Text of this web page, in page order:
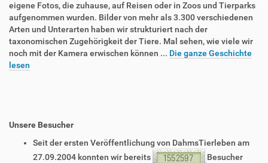
eigene Fotos, die zuhause, auf Reisen oder in Zoos und Tierparks
aufgenommen wurden. Bilder von mehr als 3.300 verschiedenen
Arten und Unterarten haben wir strukturiert nach der
taxonomischen Zugehörigkeit der Tiere. Mal sehen, wie viele wir
noch mit der Kamera erwischen können ... Die ganze Geschichte
lesen
Unsere Besucher
Seit der ersten Veröffentlichung von DahmsTierleben am
27.09.2004 konnten wir bereits
Besucher